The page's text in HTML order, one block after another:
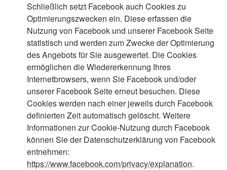
Schließlich setzt Facebook auch Cookies zu
Optimierungszwecken ein. Diese erfassen die
Nutzung von Facebook und unserer Facebook Seite
statistisch und werden zum Zwecke der Optimierung
des Angebots für Sie ausgewertet. Die Cookies
ermöglichen die Wiedererkennung Ihres
Internetbrowsers, wenn Sie Facebook und/oder
unserer Facebook Seite erneut besuchen. Diese
Cookies werden nach einer jeweils durch Facebook
definierten Zeit automatisch gelöscht. Weitere
Informationen zur Cookie-Nutzung durch Facebook
können Sie der Datenschutzerklärung von Facebook
entnehmen:
https://www.facebook.com/privacy/explanation.